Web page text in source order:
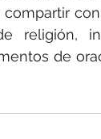
religión,
de